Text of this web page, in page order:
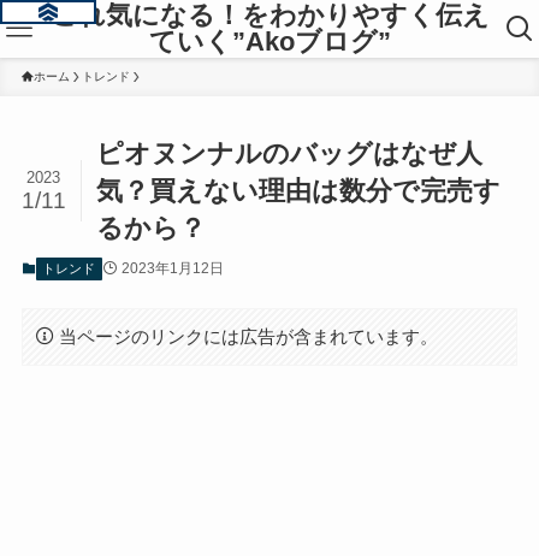
これ気になる！をわかりやすく伝え
ていく”Akoブログ”
ホーム トレンド
ピオヌンナルのバッグはなぜ人
気？買えない理由は数分で完売す
るから？
2023
1/11
トレンド 2023年1月12日
当ページのリンクには広告が含まれています。